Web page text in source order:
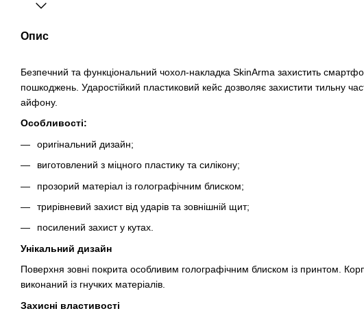
Опис
Безпечний та функціональний чохол-накладка SkinArma захистить
пошкоджень. Ударостійкий пластиковий кейс дозволяє захистити тильну
айфону.
Особливості:
оригінальний дизайн;
виготовлений з міцного пластику та силікону;
прозорий матеріал із голографічним блиском;
трирівневий захист від ударів та зовнішній щит;
посилений захист у кутах.
Унікальний дизайн
Поверхня зовні покрита особливим голографічним блиском із принтом.
виконаний із гнучких матеріалів.
Захисні властивості